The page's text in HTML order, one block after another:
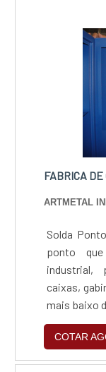
qualidade
FABRICA
ARTMETAL
Solda
ponto
industrial,
caixas,
mais baixo
rapidez no
COTAR